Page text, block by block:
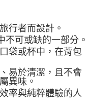
行者而設計。
不可或缺的一部分。
袋或杯中，在背包
易於清潔，且不會
異味。
率與純粹體驗的人